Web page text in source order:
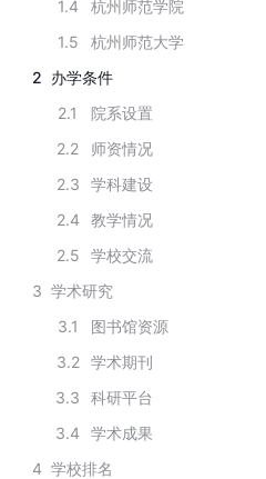
1.4
杭州师范学院
1.5
杭州师范大学
2 办学条件
2.1
院系设置
2.2
师资情况
2.3
学科建设
2.4
教学情况
2.5
学校交流
3 学术研究
3.1
图书馆资源
3.2
学术期刊
3.3
科研平台
3.4
学术成果
4 学校排名